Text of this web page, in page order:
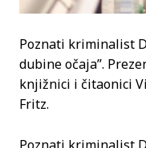
Poznati kriminalist
dubine očaja”.
knjižnici i čitaonici
Fritz.